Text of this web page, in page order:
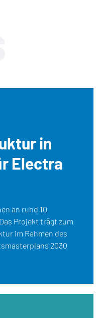
in
Electra
an rund 10
Projekt trägt zum
im Rahmen des
2030